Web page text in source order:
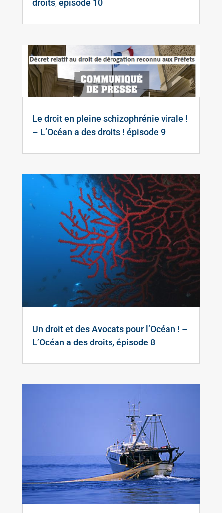
droits, épisode 10
Le droit en pleine schizophrénie virale !
– L’Océan a des droits ! épisode 9
Un droit et des Avocats pour l’Océan ! –
L’Océan a des droits, épisode 8